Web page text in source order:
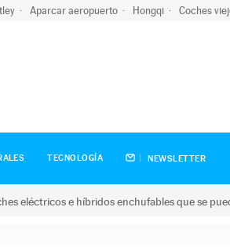
Aparcar aeropuerto Hongqi Coches
TECNOLOGÍA NEWSLETTER
eléctricos e híbridos enchufables que se